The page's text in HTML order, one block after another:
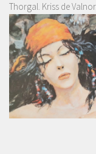
Thorgal. Kriss de